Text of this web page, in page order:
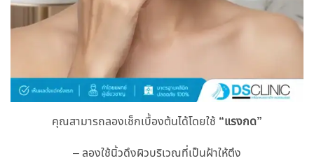
คุณสามารถลองเช็กเบื้องต้นได้โดยใช้ “แรงกด”
– ลองใช้นิ้วดึงผิวบริเวณที่เป็นฝ้าให้ตึง